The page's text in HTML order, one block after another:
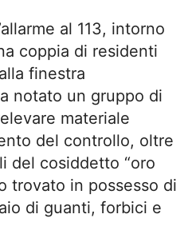
al 113, intorno
coppia di residenti
finestra
notato un gruppo di
materiale
del controllo, oltre
del cosiddetto “oro
trovato in possesso di
di guanti, forbici e